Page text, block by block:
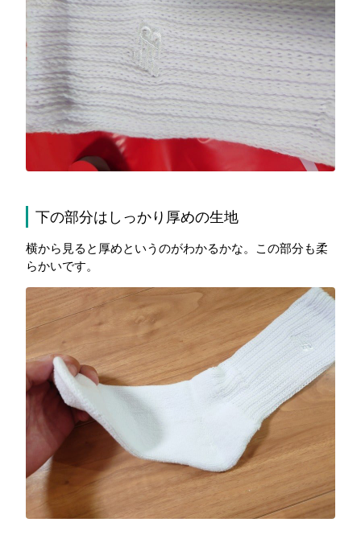
下の部分はしっかり厚めの生地
横から見ると厚めというのがわかるかな。この部分も柔
らかいです。